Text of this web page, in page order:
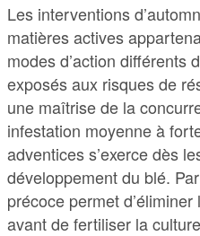
Les interventions
matières actives
modes d’action différents
exposés aux risques de
une maîtrise de la
infestation moyenne à
adventices s’exerce dès
développement du blé.
précoce permet
avant de fertiliser la